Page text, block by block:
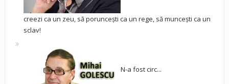
creezi ca un zeu, să poruncești ca un rege, să muncești ca un
sclav!
N-a fost circ...